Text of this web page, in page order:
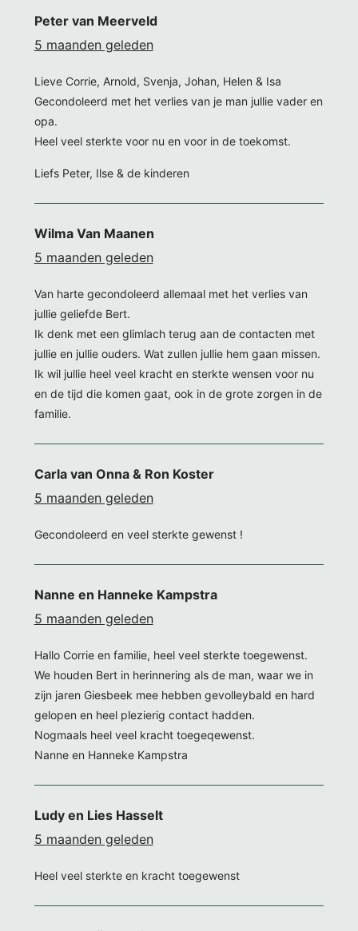
Peter van Meerveld
5 maanden geleden
Lieve Corrie, Arnold, Svenja, Johan, Helen & Isa
Gecondoleerd met het verlies van je man jullie vader en
opa.
Heel veel sterkte voor nu en voor in de toekomst.
Liefs Peter, Ilse & de kinderen
Wilma Van Maanen
5 maanden geleden
Van harte gecondoleerd allemaal met het verlies van
jullie geliefde Bert.
Ik denk met een glimlach terug aan de contacten met
jullie en jullie ouders. Wat zullen jullie hem gaan missen.
Ik wil jullie heel veel kracht en sterkte wensen voor nu
en de tijd die komen gaat, ook in de grote zorgen in de
familie.
Carla van Onna & Ron Koster
5 maanden geleden
Gecondoleerd en veel sterkte gewenst !
Nanne en Hanneke Kampstra
5 maanden geleden
Hallo Corrie en familie, heel veel sterkte toegewenst.
We houden Bert in herinnering als de man, waar we in
zijn jaren Giesbeek mee hebben gevolleybald en hard
gelopen en heel plezierig contact hadden.
Nogmaals heel veel kracht toegeqewenst.
Nanne en Hanneke Kampstra
Ludy en Lies Hasselt
5 maanden geleden
Heel veel sterkte en kracht toegewenst